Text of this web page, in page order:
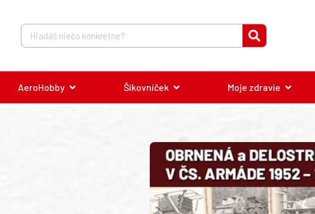
AeroHobby Šikovníček Moje zdravie